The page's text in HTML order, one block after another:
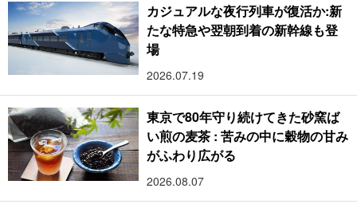
カジュアルな夜行列車が復活か:新
たな特急や翌朝到着の新幹線も登
場
2026.07.19
東京で80年守り続けてきた砂窯ば
い煎の麦茶 : 苦みの中に穀物の甘み
がふわり広がる
2026.08.07